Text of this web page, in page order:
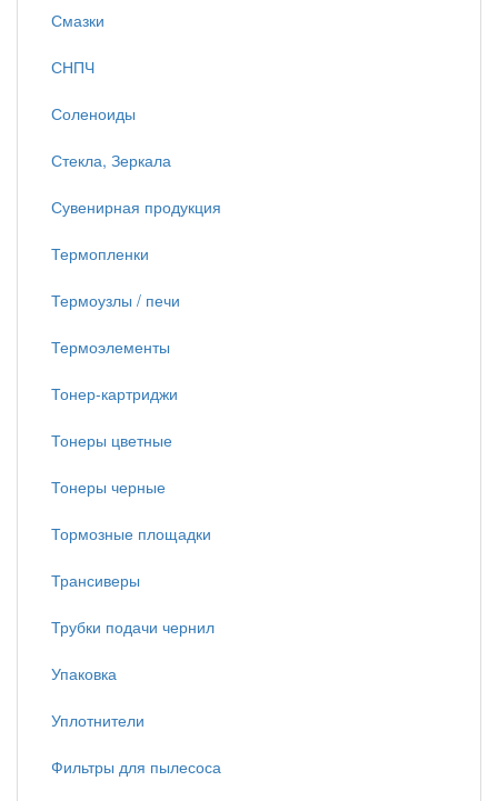
Смазки
СНПЧ
Соленоиды
Стекла, Зеркала
Сувенирная продукция
Термопленки
Термоузлы / печи
Термоэлементы
Тонер-картриджи
Тонеры цветные
Тонеры черные
Тормозные площадки
Трансиверы
Трубки подачи чернил
Упаковка
Уплотнители
Фильтры для пылесоса